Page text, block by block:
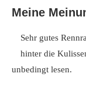
Meine
Sehr gutes
hinter die
unbedingt lesen.